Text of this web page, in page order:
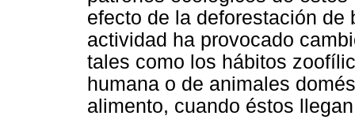
efecto de la deforestación
actividad ha provocado
tales como los hábitos
humana o de animales
alimento, cuando éstos